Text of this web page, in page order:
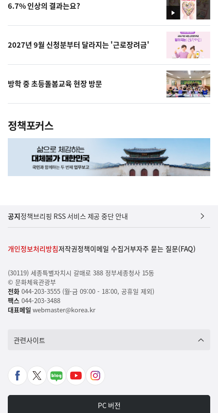
영
상
6.7% 인상의 결과는요?
2027년 9월 신청분부터 달라지는 '근로장려금'
방학 중 초등돌봄교육 현장 방문
정책포커스
공지정책브리핑 RSS 서비스 제공 중단 안내
개인정보처리방침저작권정책이메일 수집거부자주 묻는 질문(FAQ)
(30119) 세종특별자치시 갈매로 388 정부세종청사 15동
© 문화체육관광부
전화044-203-3555 (월-금 09:00 - 18:00, 공휴일 제외)
팩스044-203-3488
대표메일 webmaster@korea.kr
관련사이트
페
X
네
유
인
타
PC 버전